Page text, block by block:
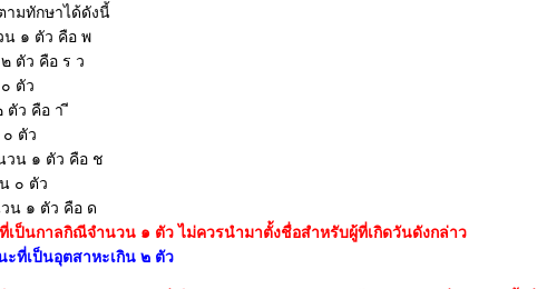
ามทักษาได้ดังนี้
น ๑ ตัว คือ พ
ตัว คือ ร ว
ตัว
ตัว คือ า
ตัว
วน ๑ ตัว คือ ช
๐ ตัว
น ๑ ตัว คือ ด
ป็นกาลกิณีจำนวน ๑ ตัว ไม่ควรนำมาตั้งชื่อสำหรับผู้ที่เกิดวันดังกล่าว
ที่เป็นอุตสาหะเกิน ๒ ตัว